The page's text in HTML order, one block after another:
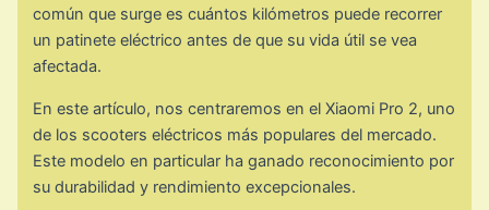
común que surge es cuántos kilómetros puede recorrer
un patinete eléctrico antes de que su vida útil se vea
afectada.
En este artículo, nos centraremos en el Xiaomi Pro 2, uno
de los scooters eléctricos más populares del mercado.
Este modelo en particular ha ganado reconocimiento por
su durabilidad y rendimiento excepcionales.